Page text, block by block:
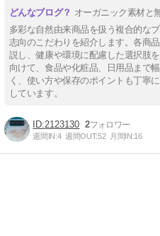
オーガニック素材と
多彩な自然由来商品を扱う複合的な
志向のこだわりを紹介します。各商
説し、健康や環境に配慮した選択肢
向けて、食品や化粧品、日用品まで
く、使い方や保存のポイントも丁寧
しています。
2123130 2
週間IN:4 週間OUT:52 月間IN:16